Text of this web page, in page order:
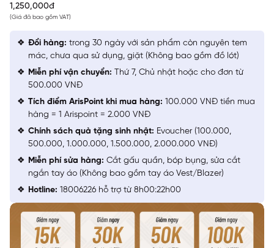
1,250,000đ
(Giá đã bao gồm VAT)
Đổi hàng: trong 30 ngày với sản phẩm còn nguyên tem
mác, chưa qua sử dụng, giặt (Không bao gồm đồ lót)
Miễn phí vận chuyển: Thứ 7, Chủ nhật hoặc cho đơn từ
500.000 VNĐ
Tích điểm ArisPoint khi mua hàng: 100.000 VNĐ tiền mua
hàng = 1 Arispoint = 2.000 VNĐ
Chính sách quà tặng sinh nhật: Evoucher (100.000,
500.000, 1.000.000, 1.500.000, 2.000.000 VNĐ)
Miễn phí sửa hàng: Cắt gấu quần, bóp bụng, sửa cắt
ngắn tay áo (Không bao gồm tay áo Vest/Blazer)
Hotline: 18006226 hỗ trợ từ 8h00:22h00